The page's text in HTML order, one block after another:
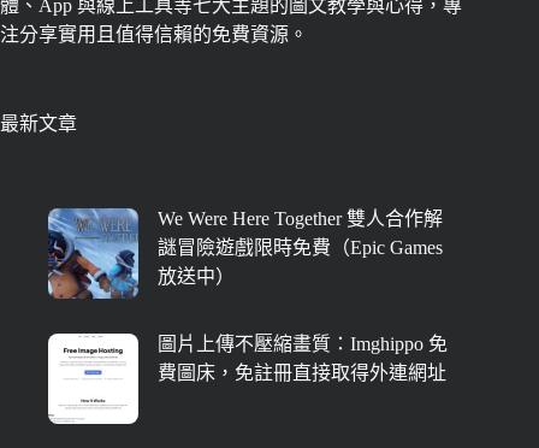
體、App 與線上工具等七大主題的圖文教學與心得，專
注分享實用且值得信賴的免費資源。
最新文章
We Were Here Together 雙人合作解
謎冒險遊戲限時免費（Epic Games
放送中）
圖片上傳不壓縮畫質：Imghippo 免
費圖床，免註冊直接取得外連網址